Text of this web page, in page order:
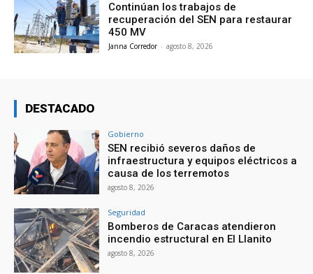
Continúan los trabajos de
recuperación del SEN para restaurar
450 MV
Janna Corredor - agosto 8, 2026
DESTACADO
Gobierno
SEN recibió severos daños de
infraestructura y equipos eléctricos a
causa de los terremotos
agosto 8, 2026
Seguridad
Bomberos de Caracas atendieron
incendio estructural en El Llanito
agosto 8, 2026